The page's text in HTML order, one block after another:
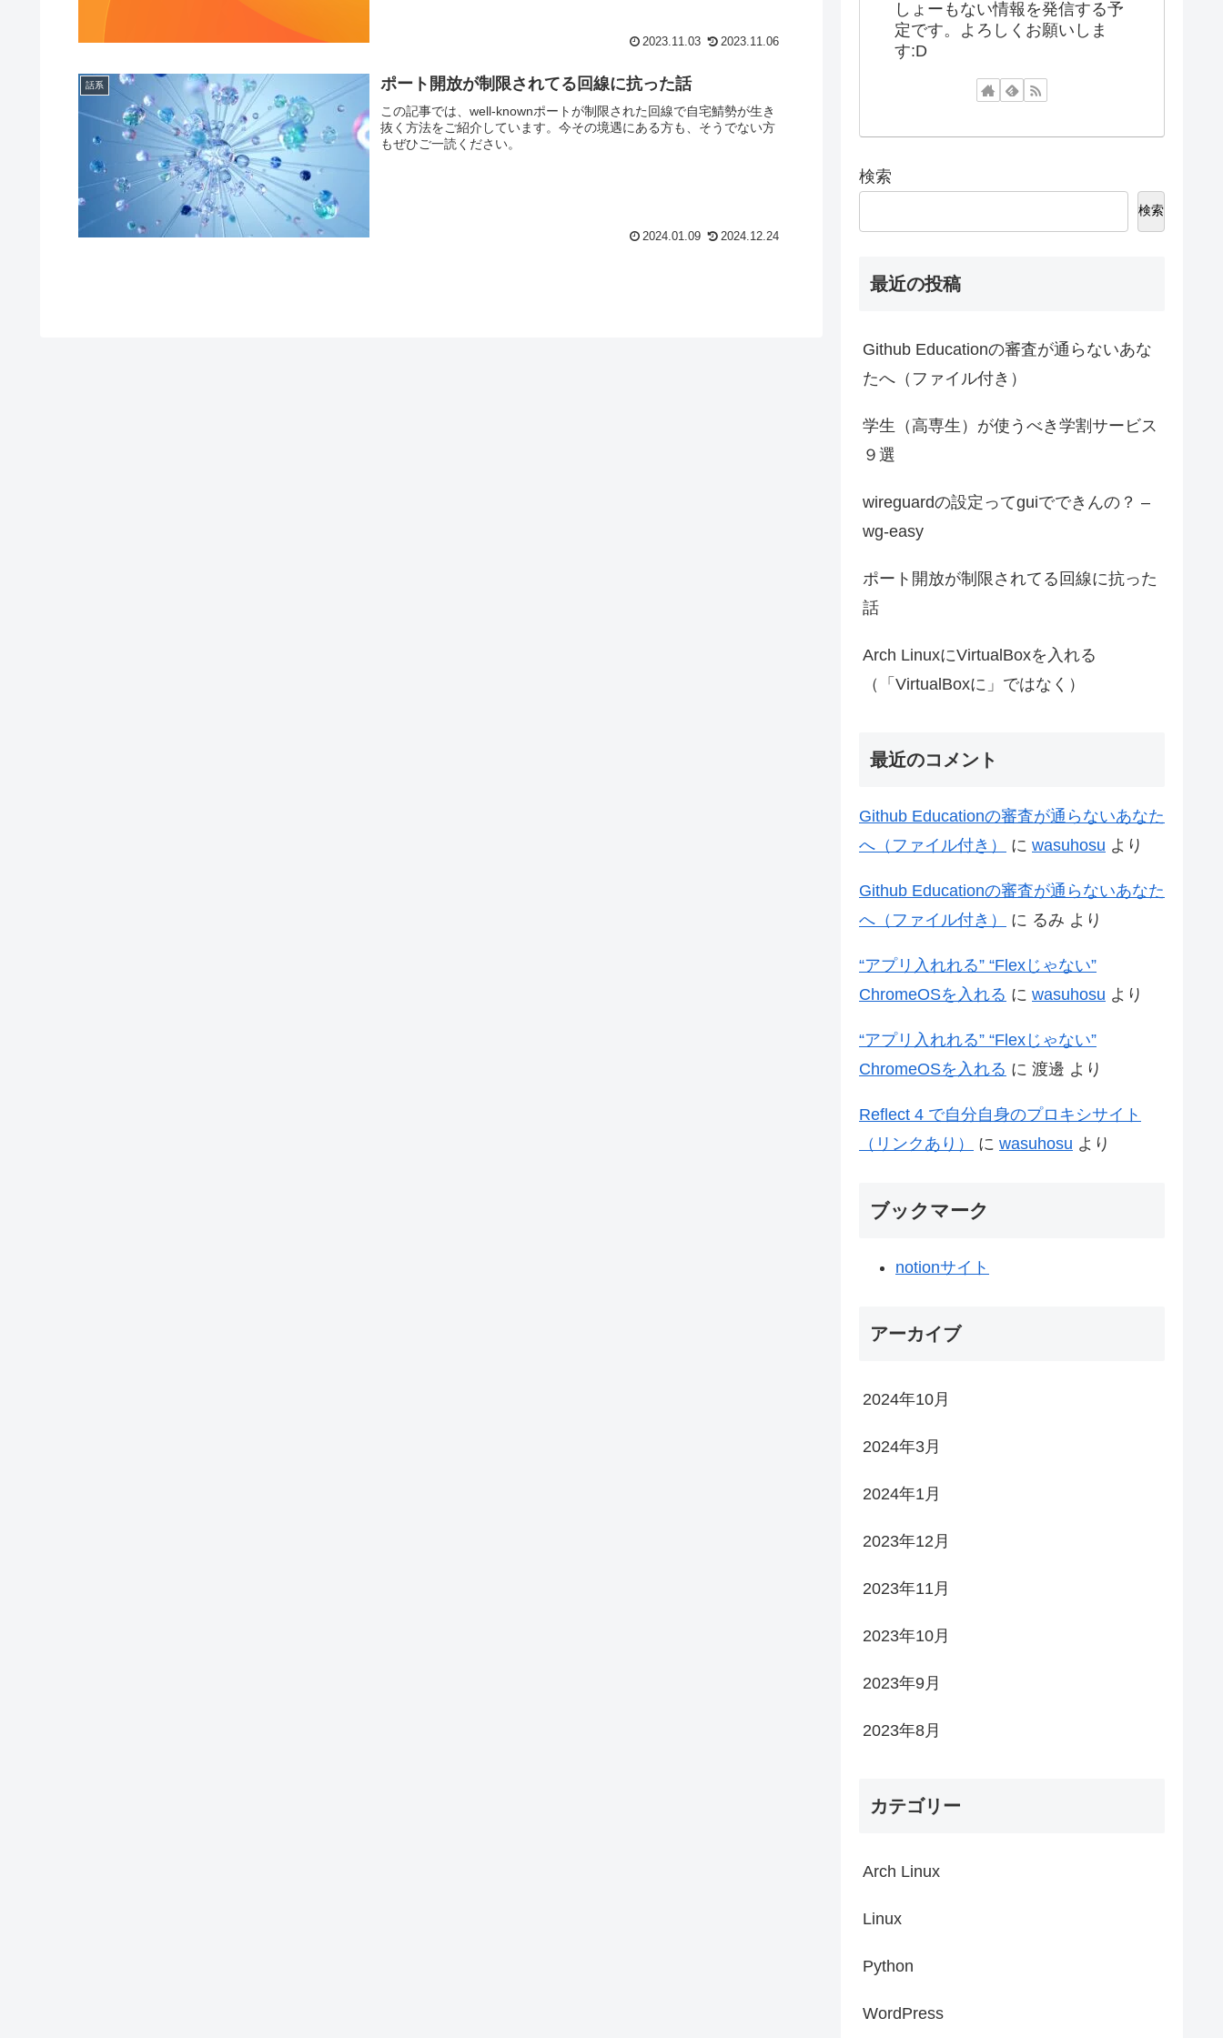
2023.11.03 2023.11.06
話系 ポート開放が制限されてる回線に抗った話
この記事では、well-knownポートが制限された回線で自宅鯖勢が生き
抜く方法をご紹介しています。今その境遇にある方も、そうでない方
もぜひご一読ください。
2024.01.09 2024.12.24
しょーもない情報を発信する予
定です。よろしくお願いしま
す:D
検索
検索
最近の投稿
Github Educationの審査が通らないあな
たへ（ファイル付き）
学生（高専生）が使うべき学割サービス
９選
wireguardの設定ってguiでできんの？ –
wg-easy
ポート開放が制限されてる回線に抗った
話
Arch LinuxにVirtualBoxを入れる
（「VirtualBoxに」ではなく）
最近のコメント
Github Educationの審査が通らないあなた
へ（ファイル付き）
に wasuhosu より
Github Educationの審査が通らないあなた
へ（ファイル付き）
に るみ より
“アプリ入れれる” “Flexじゃない”
ChromeOSを入れる に wasuhosu より
“アプリ入れれる” “Flexじゃない”
ChromeOSを入れる に 渡邊 より
Reflect 4 で自分自身のプロキシサイト
（リンクあり）
に wasuhosu より
ブックマーク
notionサイト
アーカイブ
2024年10月
2024年3月
2024年1月
2023年12月
2023年11月
2023年10月
2023年9月
2023年8月
カテゴリー
Arch Linux
Linux
Python
WordPress